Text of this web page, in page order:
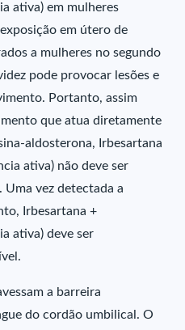
ativa) em mulheres
em útero de
a mulheres no segundo
pode provocar lesões e
Portanto, assim
que atua diretamente
aldosterona, Irbesartana
ativa) não deve ser
vez detectada a
Irbesartana +
ativa) deve ser
a barreira
do cordão umbilical. O